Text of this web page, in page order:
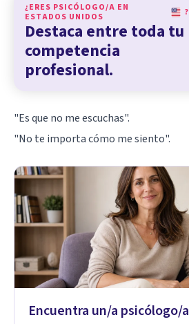
¿ERES PSICÓLOGO/A EN
ESTADOS UNIDOS
?
Destaca entre toda tu
competencia
profesional.
"Es que no me escuchas".
"No te importa cómo me siento".
Encuentra un/a psicólogo/a